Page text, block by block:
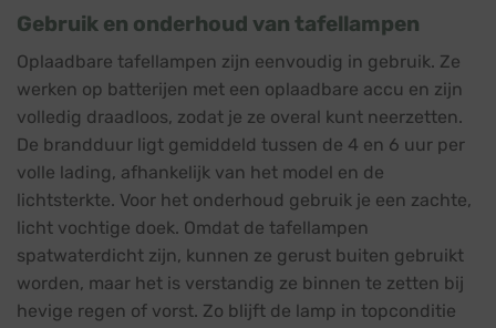
Gebruik en onderhoud van tafellampen
Oplaadbare tafellampen zijn eenvoudig in gebruik. Ze
werken op batterijen met een oplaadbare accu en zijn
volledig draadloos, zodat je ze overal kunt neerzetten.
De brandduur ligt gemiddeld tussen de 4 en 6 uur per
volle lading, afhankelijk van het model en de
lichtsterkte. Voor het onderhoud gebruik je een zachte,
licht vochtige doek. Omdat de tafellampen
spatwaterdicht zijn, kunnen ze gerust buiten gebruikt
worden, maar het is verstandig ze binnen te zetten bij
hevige regen of vorst. Zo blijft de lamp in topconditie